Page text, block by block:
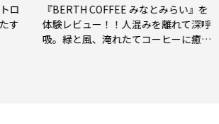
『BERTH COFFEE みなとみらい』を
体験レビュー！！人混みを離れて深呼
吸。緑と風、淹れたてコーヒーに癒や